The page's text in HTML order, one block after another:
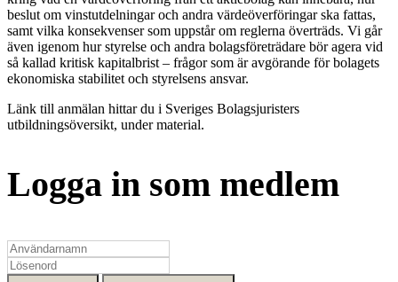
beslut om vinstutdelningar och andra värdeöverföringar ska fattas,
samt vilka konsekvenser som uppstår om reglerna överträds. Vi går
även igenom hur styrelse och andra bolagsföreträdare bör agera vid
så kallad kritisk kapitalbrist – frågor som är avgörande för bolagets
ekonomiska stabilitet och styrelsens ansvar.
Länk till anmälan hittar du i Sveriges Bolagsjuristers
utbildningsöversikt, under material.
Logga in som medlem